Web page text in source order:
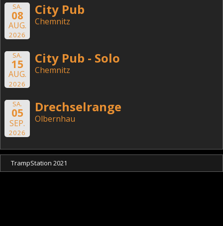
SA.
08
AUG.
2026
City Pub
Chemnitz
SA.
15
AUG.
2026
City Pub - Solo
Chemnitz
SA.
05
SEP.
2026
Drechselrange
Olbernhau
TrampStation 2021